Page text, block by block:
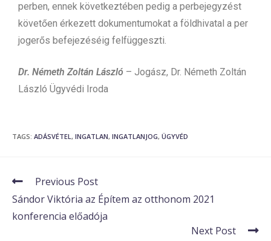
perben, ennek következtében pedig a perbejegyzést
követően érkezett dokumentumokat a földhivatal a per
jogerős befejezéséig felfüggeszti.
Dr. Németh Zoltán László – Jogász, Dr. Németh Zoltán
László Ügyvédi Iroda
TAGS: ADÁSVÉTEL, INGATLAN, INGATLANJOG, ÜGYVÉD
Previous Post
Sándor Viktória az Építem az otthonom 2021
konferencia előadója
Next Post